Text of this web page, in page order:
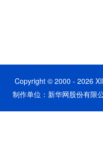
Copyright © 2000 - 2026
制作单位：新华网股份有